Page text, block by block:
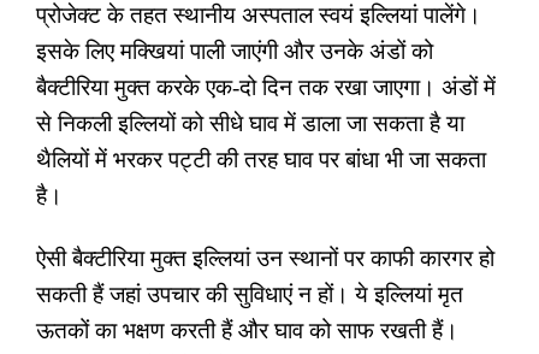
प्रोजेक्ट के तहत स्थानीय अस्पताल स्वयं इल्लियां पालेंगे।
इसके लिए मक्खियां पाली जाएंगी और उनके अंडों को
बैक्टीरिया मुक्त करके एक-दो दिन तक रखा जाएगा। अंडों में
से निकली इल्लियों को सीधे घाव में डाला जा सकता है या
थैलियों में भरकर पट्टी की तरह घाव पर बांधा भी जा सकता
है।
ऐसी बैक्टीरिया मुक्त इल्लियां उन स्थानों पर काफी कारगर हो
सकती हैं जहां उपचार की सुविधाएं न हों। ये इल्लियां मृत
ऊतकों का भक्षण करती हैं और घाव को साफ रखती हैं।